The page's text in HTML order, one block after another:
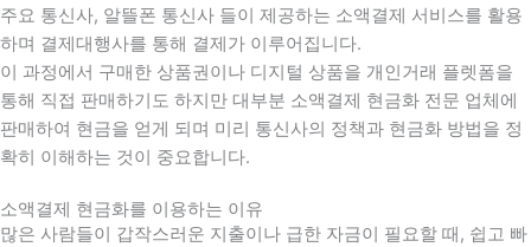
주요 통신사, 알뜰폰 통신사 들이 제공하는 소액결제 서비스를 활용
하며 결제대행사를 통해 결제가 이루어집니다.
이 과정에서 구매한 상품권이나 디지털 상품을 개인거래 플렛폼을
통해 직접 판매하기도 하지만 대부분 소액결제 현금화 전문 업체에
판매하여 현금을 얻게 되며 미리 통신사의 정책과 현금화 방법을 정
확히 이해하는 것이 중요합니다.
소액결제 현금화를 이용하는 이유
많은 사람들이 갑작스러운 지출이나 급한 자금이 필요할 때 , 쉽고 빠